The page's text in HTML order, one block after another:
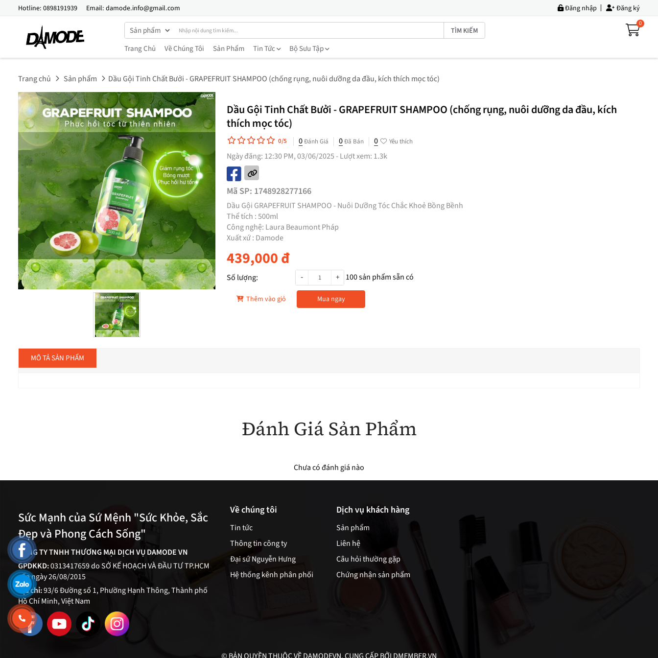
Hotline: 0898191939 Email: damode.info@gmail.com Đăng nhập Đăng ký
TÌM KIẾM
0
Trang Chủ Về Chúng Tôi Sản Phẩm Tin Tức Bộ Sưu Tập
Trang chủ Sản phẩm Dầu Gội Tinh Chất Bưởi - GRAPEFRUIT SHAMPOO (chống rụng, nuôi dưỡng da đầu, kích thích mọc tóc)
Dầu Gội Tinh Chất Bưởi - GRAPEFRUIT SHAMPOO (chống rụng, nuôi dưỡng da đầu, kích
thích mọc tóc)
0/5 0Đánh Giá 0Đã Bán 0 Yêu thích
Ngày đăng: 12:30 PM, 03/06/2025 - Lượt xem: 1.3k
Mã SP: 1748928277166
Dầu Gội GRAPEFRUIT SHAMPOO - Nuôi Dưỡng Tóc Chắc Khoẻ Bồng Bềnh
Thể tích : 500ml
Công nghệ: Laura Beaumont Pháp
Xuất xứ : Damode
439,000đ
Số lượng: +
- 100sản phẩm sẵn có
Thêm vào giỏ Mua ngay
MÔ TẢ SẢN PHẨM
Đánh Giá Sản Phẩm
Chưa có đánh giá nào
Sức Mạnh của Sứ Mệnh "Sức Khỏe, Sắc
Đẹp và Phong Cách Sống"
CÔNG TY TNHH THƯƠNG MẠI DỊCH VỤ DAMODE VN
GPDKKD:0313417659 do SỞ KẾ HOẠCH VÀ ĐẦU TƯ TP.HCM
cấp ngày 26/08/2015
Địa chỉ:93/6 Đường số 1, Phường Hạnh Thông, Thành phố
Hồ Chí Minh, Việt Nam
Về chúng tôi
Tin tức
Thông tin công ty
Đại sứ Nguyễn Hưng
Hệ thống kênh phân phối
Dịch vụ khách hàng
Sản phẩm
Liên hệ
Câu hỏi thường gặp
Chứng nhận sản phẩm